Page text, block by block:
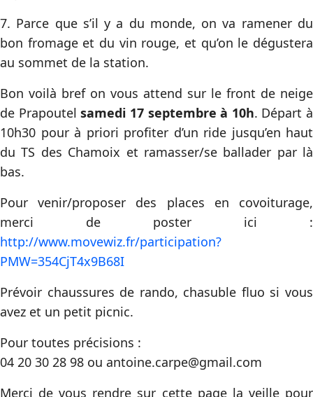
7. Parce que s’il y a du monde, on va ramener du
bon fromage et du vin rouge, et qu’on le dégustera
au sommet de la station.
Bon voilà bref on vous attend sur le front de neige
de Prapoutelsamedi 17 septembre à 10h. Départ à
10h30 pour à priori profiter d’un ride jusqu’en haut
du TS des Chamoix et ramasser/se ballader par là
bas.
Pour venir/proposer des places en covoiturage,
merci de poster ici :
http://www.movewiz.fr/participation?
PMW=354CjT4x9B68I
Prévoir chaussures de rando, chasuble fluo si vous
avez et un petit picnic.
Pour toutes précisions :
04 20 30 28 98 ou antoine.carpe@gmail.com
Merci de vous rendre sur cette page la veille pour